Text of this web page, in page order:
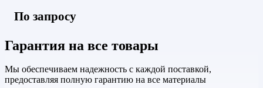
По запросу
Гарантия на все товары
Мы обеспечиваем надежность с каждой поставкой,
предоставляя полную гарантию на все материалы